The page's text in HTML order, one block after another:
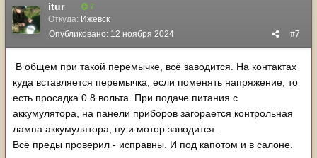
itur 7
Откуда: Ижевск
#7
Опубликовано: 12 ноября 2024
В общем при такой перемычке, всё заводится. На контактах
куда вставляется перемычка, если поменять напряжение, то
есть просадка 0.8 вольта. При подаче питания с
аккумулятора, на панели приборов загорается контрольная
лампа аккумулятора, ну и мотор заводится.
Всё преды проверил - исправны. И под капотом и в салоне.